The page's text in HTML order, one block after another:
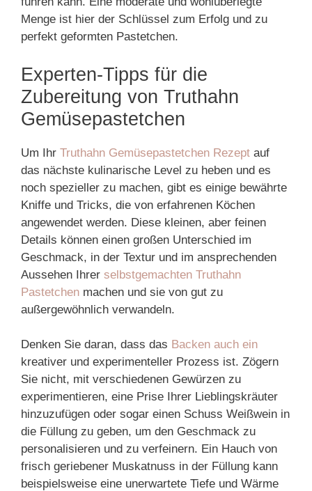
Menge ist hier der Schlüssel zum Erfolg und zu
perfekt geformten Pastetchen.
Experten-Tipps für die
Zubereitung von Truthahn
Gemüsepastetchen
Um Ihr Truthahn Gemüsepastetchen Rezept auf
das nächste kulinarische Level zu heben und es
noch spezieller zu machen, gibt es einige bewährte
Kniffe und Tricks, die von erfahrenen Köchen
angewendet werden. Diese kleinen, aber feinen
Details können einen großen Unterschied im
Geschmack, in der Textur und im ansprechenden
Aussehen Ihrer selbstgemachten Truthahn
Pastetchen machen und sie von gut zu
außergewöhnlich verwandeln.
Denken Sie daran, dass das Backen auch ein
kreativer und experimenteller Prozess ist. Zögern
Sie nicht, mit verschiedenen Gewürzen zu
experimentieren, eine Prise Ihrer Lieblingskräuter
hinzuzufügen oder sogar einen Schuss Weißwein in
die Füllung zu geben, um den Geschmack zu
personalisieren und zu verfeinern. Ein Hauch von
frisch geriebener Muskatnuss in der Füllung kann
beispielsweise eine unerwartete Tiefe und Wärme